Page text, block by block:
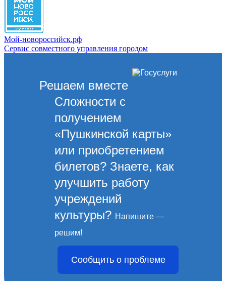
Мой-новороссийск.рф
Сервис совместного управления городом
Решаем вместе
Сложности с
получением
«Пушкинской карты»
или приобретением
билетов? Знаете, как
улучшить работу
учреждений
культуры? Напишите —
решим!
Сообщить о проблеме
Танцоры «Астрон» блистают
на Открытом Фестивале РТС
в Москве